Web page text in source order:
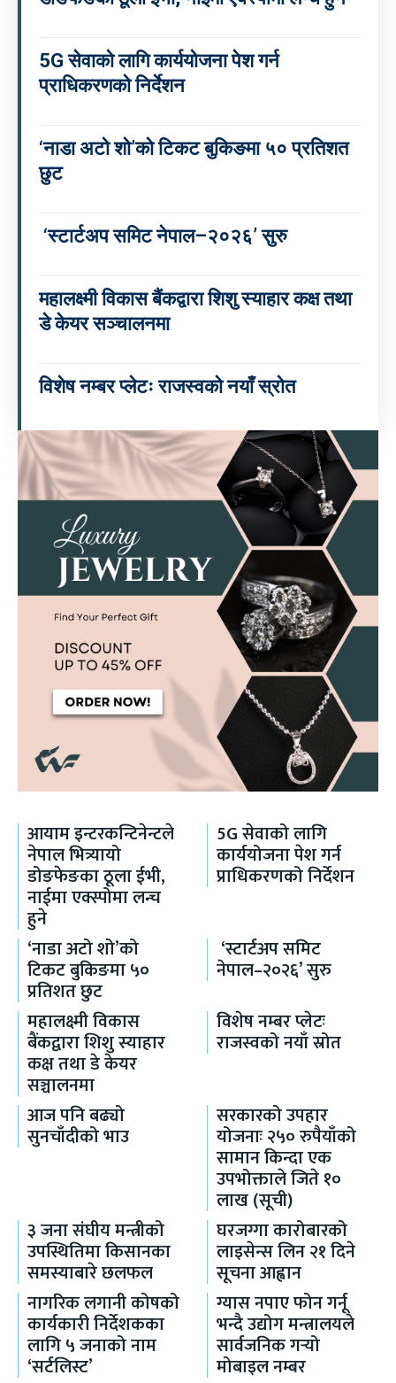
5G सेवाको लागि कार्ययोजना पेश गर्न
प्राधिकरणको निर्देशन
‘नाडा अटो शो’को टिकट बुकिङमा ५० प्रतिशत
छुट
‘स्टार्टअप समिट नेपाल–२०२६’ सुरु
महालक्ष्मी विकास बैंकद्वारा शिशु स्याहार कक्ष तथा
डे केयर सञ्चालनमा
विशेष नम्बर प्लेटः राजस्वको नयाँ स्रोत
आयाम इन्टरकन्टिनेन्टले
नेपाल भित्र्यायो
डोङफेङका ठूला ईभी,
नाईमा एक्स्पोमा लन्च
हुने
5G सेवाको लागि
कार्ययोजना पेश गर्न
प्राधिकरणको निर्देशन
‘नाडा अटो शो’को
टिकट बुकिङमा ५०
प्रतिशत छुट
‘स्टार्टअप समिट
नेपाल–२०२६’ सुरु
महालक्ष्मी विकास
बैंकद्वारा शिशु स्याहार
कक्ष तथा डे केयर
सञ्चालनमा
विशेष नम्बर प्लेटः
राजस्वको नयाँ स्रोत
आज पनि बढ्यो
सुनचाँदीको भाउ
सरकारको उपहार
योजनाः २५० रुपैयाँको
सामान किन्दा एक
उपभोक्ताले जिते १०
लाख (सूची)
३ जना संघीय मन्त्रीको
उपस्थितिमा किसानका
समस्याबारे छलफल
घरजग्गा कारोबारको
लाइसेन्स लिन २१ दिने
सूचना आह्वान
नागरिक लगानी कोषको
कार्यकारी निर्देशकका
लागि ५ जनाको नाम
‘सर्टलिस्ट’
ग्यास नपाए फोन गर्नू
भन्दै उद्योग मन्त्रालयले
सार्वजनिक गर्‍यो
मोबाइल नम्बर